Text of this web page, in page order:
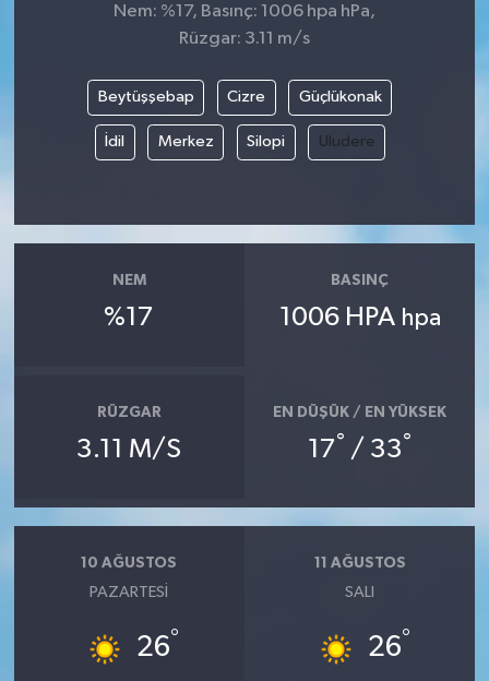
Nem: %17, Basınç: 1006 hpa hPa,
Rüzgar: 3.11 m/s
Beytüşşebap Cizre Güçlükonak
İdil Merkez Silopi Uludere
NEM
%17
BASINÇ
1006 HPA hpa
RÜZGAR
3.11 M/S
EN DÜŞÜK / EN YÜKSEK
17° / 33°
10 AĞUSTOS
PAZARTESI
26°
11 AĞUSTOS
SALI
26°